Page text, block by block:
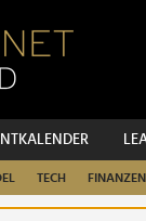
TECH FINANZEN